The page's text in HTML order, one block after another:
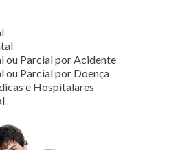
ou Parcial por Acidente
ou Parcial por Doença
e Hospitalares